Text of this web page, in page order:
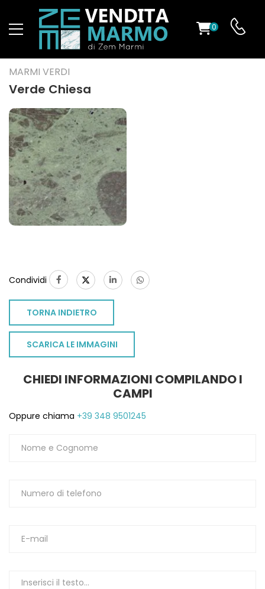
0
MARMI VERDI
Verde Chiesa
Condividi
TORNA INDIETRO
SCARICA LE IMMAGINI
CHIEDI INFORMAZIONI COMPILANDO I
CAMPI
Oppure chiama +39 348 9501245